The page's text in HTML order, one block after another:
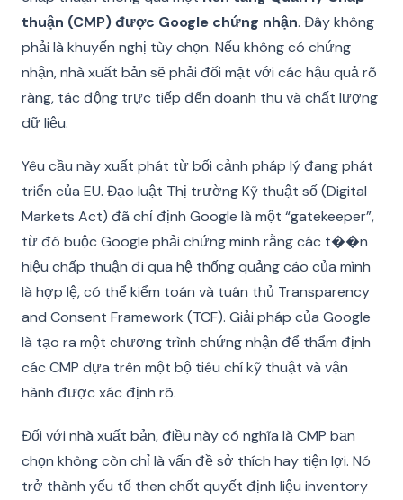
thuận (CMP) được Google chứng nhận. Đây không
phải là khuyến nghị tùy chọn. Nếu không có chứng
nhận, nhà xuất bản sẽ phải đối mặt với các hậu quả rõ
ràng, tác động trực tiếp đến doanh thu và chất lượng
dữ liệu.
Yêu cầu này xuất phát từ bối cảnh pháp lý đang phát
triển của EU. Đạo luật Thị trường Kỹ thuật số (Digital
Markets Act) đã chỉ định Google là một “gatekeeper”,
từ đó buộc Google phải chứng minh rằng các t��n
hiệu chấp thuận đi qua hệ thống quảng cáo của mình
là hợp lệ, có thể kiểm toán và tuân thủ Transparency
and Consent Framework (TCF). Giải pháp của Google
là tạo ra một chương trình chứng nhận để thẩm định
các CMP dựa trên một bộ tiêu chí kỹ thuật và vận
hành được xác định rõ.
Đối với nhà xuất bản, điều này có nghĩa là CMP bạn
chọn không còn chỉ là vấn đề sở thích hay tiện lợi. Nó
trở thành yếu tố then chốt quyết định liệu inventory